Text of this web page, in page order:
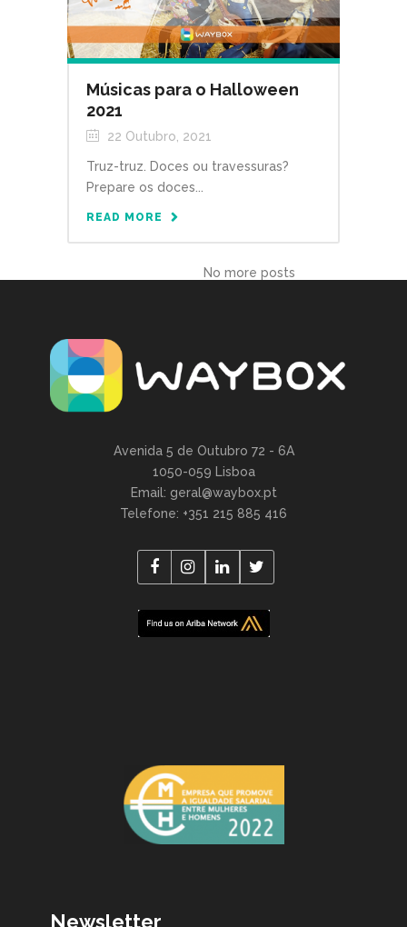
Músicas para o Halloween
2021
22 Outubro, 2021
Truz-truz. Doces ou travessuras?
Prepare os doces...
READ MORE
Avenida 5 de Outubro 72 - 6A
1050-059 Lisboa
Email: geral@waybox.pt
Telefone: +351 215 885 416
Newsletter